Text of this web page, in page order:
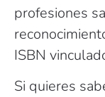
profesiones
ISBN
Si quieres